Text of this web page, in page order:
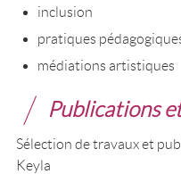
inclusion
pratiques
médiations artistiques
Publications
Sélection de travaux et
Keyla